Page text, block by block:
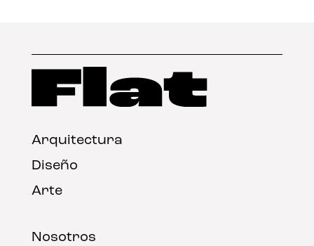
Arquitectura
Diseño
Arte
Nosotros